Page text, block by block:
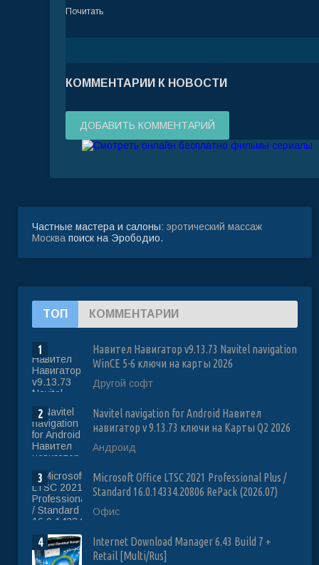
Почитать
КОММЕНТАРИИ К НОВОСТИ
ДОБАВИТЬ КОММЕНТАРИЙ
Частные мастера и салоны: эротический массаж
Москва поиск на Эрободио.
ТОП КОММЕНТАРИИ
1
Навител Навигатор v9.13.73 Navitel navigation
WinCE 5-6 ключи на карты 2026
Другой софт
2
Navitel navigation for Android Навител
навигатор v 9.13.73 ключи на Карты Q2 2026
Андроид
3
Microsoft Office LTSC 2021 Professional Plus /
Standard 16.0.14334.20806 RePack (2026.07)
Офис
4
Internet Download Manager 6.43 Build 7 +
Retail [Multi/Rus]